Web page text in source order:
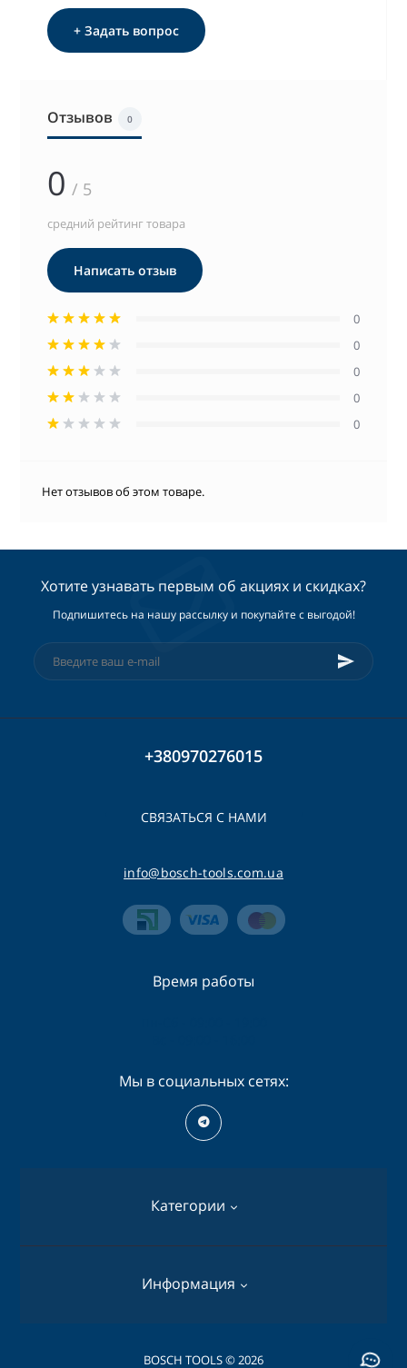
+ Задать вопрос
Отзывов 0
0 / 5
средний рейтинг товара
Написать отзыв
0
0
0
0
0
Нет отзывов об этом товаре.
Хотите узнавать первым об акциях и скидках?
Подпишитесь на нашу рассылку и покупайте с выгодой!
+380970276015
СВЯЗАТЬСЯ С НАМИ
info@bosch-tools.com.ua
Категории
Перфораторы
Информация
О нас
Время работы
Мы в социальных сетях:
BOSCH TOOLS © 2026